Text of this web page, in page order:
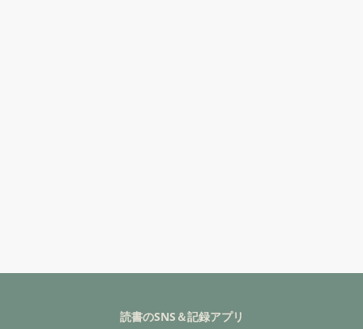
読書のSNS＆記録アプリ